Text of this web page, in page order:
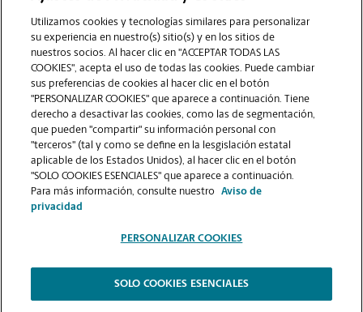
VER LA PÁGINA DE LA TIENDA
Copyright © 1994-
titularidad y la gestión independiente de franquiciados. The UPS Store Inc.,
requisitos deben basarse en las leyes del estado en donde operan.
The UPS Store | Aviso de Privacidad | Términos de Uso del Sitio Web |
Utilizamos cookies y tecnologías similares para personalizar
su experiencia en nuestro(s) sitio(s) y en los sitios de
nuestros socios. Al hacer clic en "ACCEPTAR TODAS LAS
COOKIES", acepta el uso de todas las cookies. Puede cambiar
sus preferencias de cookies al hacer clic en el botón
"PERSONALIZAR COOKIES" que aparece a continuación. Tiene
derecho a desactivar las cookies, como las de segmentación,
que pueden "compartir" su información personal con
"terceros" (tal y como se define en la lesgislación estatal
aplicable de los Estados Unidos), al hacer clic en el botón
"SOLO COOKIES ESENCIALES" que aparece a continuación.
Para más información, consulte nuestro
Aviso de
privacidad
PERSONALIZAR COOKIES
SOLO COOKIES ESENCIALES